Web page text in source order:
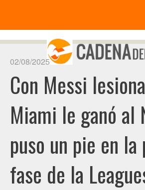
02/08/2025
Con Messi
Miami le ganó al
puso un pie en la
fase de la